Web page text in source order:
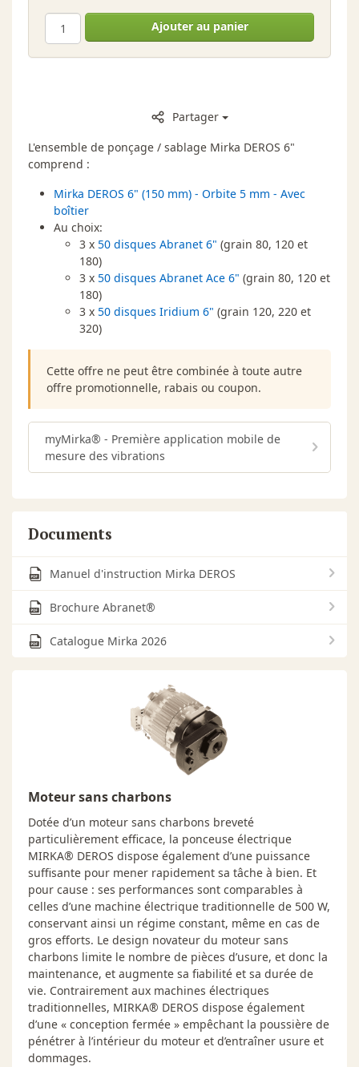
Ajouter au panier
Partager
L'ensemble de ponçage / sablage Mirka DEROS 6"
comprend :
Mirka DEROS 6" (150 mm) - Orbite 5 mm - Avec
boîtier
Au choix:
3 x 50 disques Abranet 6" (grain 80, 120 et
180)
3 x 50 disques Abranet Ace 6" (grain 80, 120 et
180)
3 x 50 disques Iridium 6" (grain 120, 220 et
320)
Cette offre ne peut être combinée à toute autre
offre promotionnelle, rabais ou coupon.
myMirka® - Première application mobile de
mesure des vibrations
Documents
Manuel d'instruction Mirka DEROS
Brochure Abranet®
Catalogue Mirka 2026
Moteur sans charbons
Dotée d’un moteur sans charbons breveté
particulièrement efficace, la ponceuse électrique
MIRKA® DEROS dispose également d’une puissance
suffisante pour mener rapidement sa tâche à bien. Et
pour cause : ses performances sont comparables à
celles d’une machine électrique traditionnelle de 500 W,
conservant ainsi un régime constant, même en cas de
gros efforts. Le design novateur du moteur sans
charbons limite le nombre de pièces d’usure, et donc la
maintenance, et augmente sa fiabilité et sa durée de
vie. Contrairement aux machines électriques
traditionnelles, MIRKA® DEROS dispose également
d’une « conception fermée » empêchant la poussière de
pénétrer à l’intérieur du moteur et d’entraîner usure et
dommages.